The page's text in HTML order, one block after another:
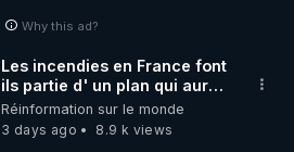
Why this ad?
Les incendies en France font
ils partie d' un plan qui aurait
débuté le 11 septembre 2001
?
Réinformation sur le monde
3 days ago
8.9 k views